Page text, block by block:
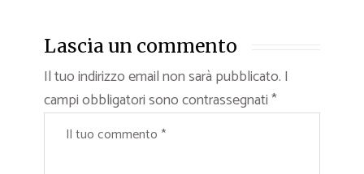
Lascia un commento
Il tuo indirizzo email non sarà pubblicato. I
campi obbligatori sono contrassegnati*